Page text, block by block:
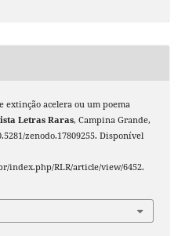
extinção acelera ou um poema
Letras Raras, Campina Grande,
zenodo.17809255. Disponível
index.php/RLR/article/view/6452.